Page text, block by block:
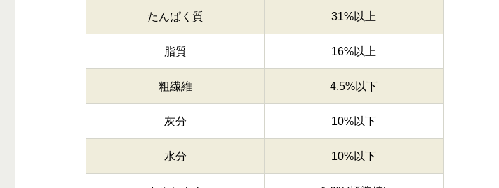
たんぱく質 31%以上
脂質 16%以上
粗繊維 4.5%以下
灰分 10%以下
水分 10%以下